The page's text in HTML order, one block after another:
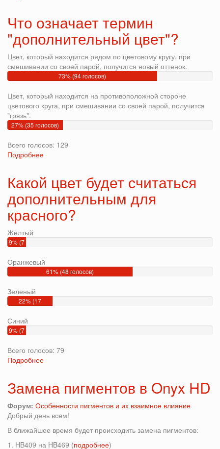
базы
THINNER
1010
теперь
в
рублях
Что означает термин
"дополнительный цвет"?
Цвет, который находится рядом по цветовому кругу, при
смешивании со своей парой, получится новый оттенок.
73% (94 голосов)
Цвет, который находится на противоположной стороне
цветового круга, при смешивании со своей парой, получится
"грязь".
27% (35 голосов)
Всего голосов: 129
Подробнее
термин
"дополнительный
цвет"?
Какой цвет будет считаться
дополнительным для
красного?
Желтый
9% (7
Оранжевый
61% (48 голосов)
Зеленый
22% (17
Синий
9% (7
Всего голосов: 79
Подробнее
будет
дополнительным
для
красного?
Замена пигментов в Onyx HD
Форум: Особенности пигментов и их взаимное влияние
Добрый день всем!
В ближайшее время будет происходить замена пигментов:
1. HB409 на HB469 (подробнее)